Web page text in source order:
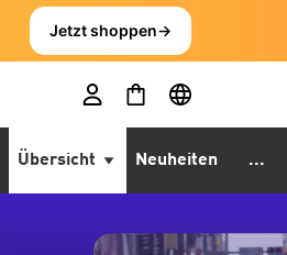
Jetzt shoppen→
Übersicht Neuheiten ...